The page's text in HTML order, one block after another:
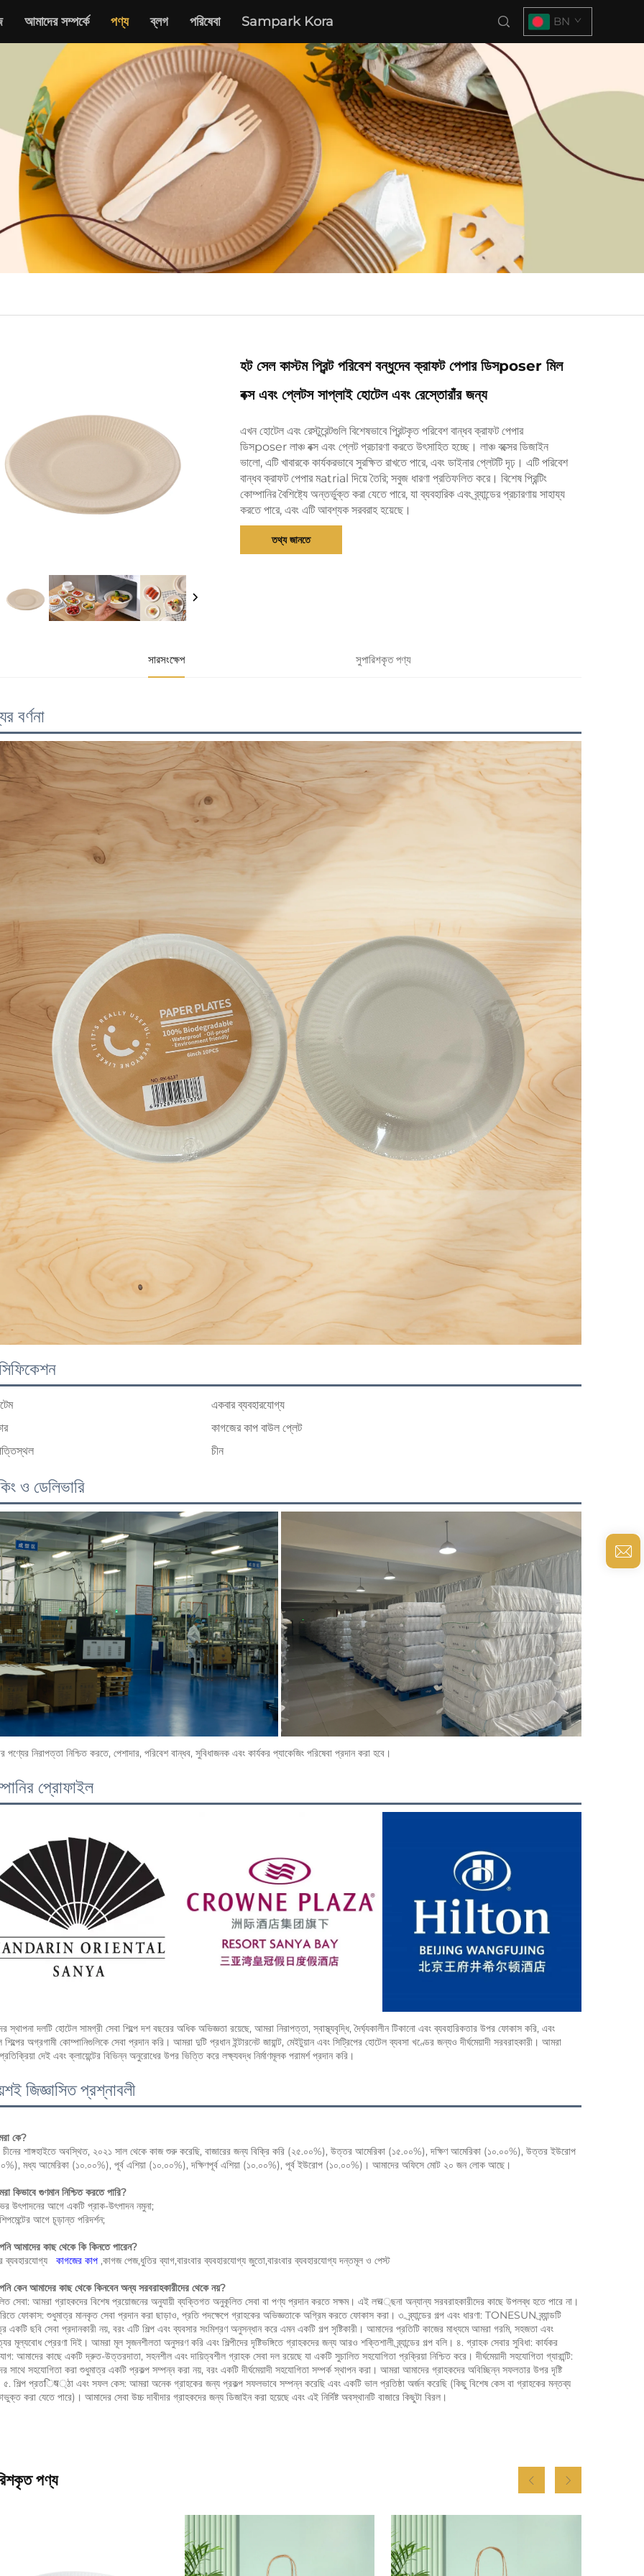
আমাদের সম্পর্কে পণ্য ব্লগ পরিষেবা Sampark Kora BN
হট সেল কাস্টম প্রিন্ট পরিবেশ বন্ধুদেব ক্রাফট পেপার ডিসposer মিল
বক্স এবং প্লেটস সাপ্লাই হোটেল এবং রেস্তোরাঁর জন্য
এখন হোটেল এবং রেস্টুরেন্টগুলি বিশেষভাবে প্রিন্টকৃত পরিবেশ বান্ধব ক্রাফট পেপার
ডিসposer লাঞ্চ বক্স এবং প্লেট প্রচারণা করতে উৎসাহিত হচ্ছে। লাঞ্চ বক্সের ডিজাইন
ভালো, এটি খাবারকে কার্যকরভাবে সুরক্ষিত রাখতে পারে, এবং ডাইনার প্লেটটি দৃঢ়। এটি পরিবেশ
বান্ধব ক্রাফট পেপার মatrial দিয়ে তৈরি; সবুজ ধারণা প্রতিফলিত করে। বিশেষ প্রিন্টিং
কোম্পানির বৈশিষ্ট্যে অন্তর্ভুক্ত করা যেতে পারে, যা ব্যবহারিক এবং ব্র্যান্ডের প্রচারণায় সাহায্য
করতে পারে, এবং এটি আবশ্যক সরবরাহ হয়েছে।
তথ্য জানতে
সারসংক্ষেপ সুপারিশকৃত পণ্য
বর্ণনা
একবার ব্যবহারযোগ্য
কাগজের কাপ বাউল প্লেট
চীন
ও ডেলিভারি
পণ্যের নিরাপত্তা নিশ্চিত করতে, পেশাদার, পরিবেশ বান্ধব, সুবিধাজনক এবং কার্যকর প্যাকেজিং পরিষেবা প্রদান করা হবে।
প্রোফাইল
স্থাপনা দলটি হোটেল সামগ্রী সেবা শিল্পে দশ বছরের অধিক অভিজ্ঞতা রয়েছে, আমরা নিরাপত্তা, স্বাস্থ্যবৃদ্ধি, দৈর্ঘ্যকালীন টিকানো এবং ব্যবহারিকতার উপর ফোকাস করি, এবং
শিল্পের অগ্রগামী কোম্পানিগুলিকে সেবা প্রদান করি। আমরা দুটি প্রধান ইন্টারনেট জায়ান্ট, মেইটুয়ান এবং সিট্রিপের হোটেল ব্যবসা খণ্ডের জন্যও দীর্ঘমেয়াদী সরবরাহকারী। আমরা
দেই এবং ক্লায়েন্টের বিভিন্ন অনুরোধের উপর ভিত্তি করে লক্ষ্যবদ্ধ নির্মাণমূলক পরামর্শ প্রদান করি।
জিজ্ঞাসিত প্রশ্নাবলী
কে?
শাঙ্গহাইতে অবস্থিত, ২০২১ সাল থেকে কাজ শুরু করেছি, বাজারের জন্য বিক্রি করি (২৫.০০%), উত্তর আমেরিকা (১৫.০০%), দক্ষিণ আমেরিকা (১০.০০%), উত্তর ইউরোপ
মধ্য আমেরিকা (১০.০০%), পূর্ব এশিয়া (১০.০০%), দক্ষিণপূর্ব এশিয়া (১০.০০%), পূর্ব ইউরোপ (১০.০০%)। আমাদের অফিসে মোট ২০ জন লোক আছে।
কিভাবে গুণমান নিশ্চিত করতে পারি?
ভর উৎপাদনের আগে একটি প্রাক-উৎপাদন নমুনা;
আগে চূড়ান্ত পরিদর্শন;
আমাদের কাছ থেকে কি কিনতে পারেন?
ব্যবহারযোগ্য কাগজের কাপ ,কাগজ পেজ,ধুতির ব্যাগ,বারংবার ব্যবহারযোগ্য জুতো,বারংবার ব্যবহারযোগ্য দন্তমূল ও পেস্ট
কেন আমাদের কাছ থেকে কিনবেন অন্য সরবরাহকারীদের থেকে নয়?
সেবা: আমরা গ্রাহকদের বিশেষ প্রয়োজনের অনুযায়ী ব্যক্তিগত অনুকূলিত সেবা বা পণ্য প্রদান করতে সক্ষম। এই লच্ছনা অন্যান্য সরবরাহকারীদের কাছে উপলব্ধ হতে পারে না।
ফোকাস: শুধুমাত্র মানকৃত সেবা প্রদান করা ছাড়াও, প্রতি পদক্ষেপে গ্রাহকের অভিজ্ঞতাকে অগ্রিম করতে ফোকাস করা। ৩. ব্র্যান্ডের গল্প এবং ধারণা: TONESUN ব্র্যান্ডটি
একটি ছবি সেবা প্রদানকারী নয়, বরং এটি শিল্প এবং ব্যবসার সংমিশ্রণ অনুসন্ধান করে এমন একটি গল্প সৃষ্টিকারী। আমাদের প্রতিটি কাজের মাধ্যমে আমরা গরমি, সহজতা এবং
মূল্যবোধ প্রেরণা দিই। আমরা মূল সৃজনশীলতা অনুসরণ করি এবং শিল্পীদের দৃষ্টিভঙ্গিতে গ্রাহকদের জন্য আরও শক্তিশালী ব্র্যান্ডের গল্প বলি। ৪. গ্রাহক সেবার সুবিধা: কার্যকর
আমাদের কাছে একটি দ্রুত-উত্তরদাতা, সহনশীল এবং দায়িত্বশীল গ্রাহক সেবা দল রয়েছে যা একটি সুচালিত সহযোগিতা প্রক্রিয়া নিশ্চিত করে। দীর্ঘমেয়াদী সহযোগিতা গ্যারান্টি:
সাথে সহযোগিতা করা শুধুমাত্র একটি প্রকল্প সম্পন্ন করা নয়, বরং একটি দীর্ঘমেয়াদী সহযোগিতা সম্পর্ক স্থাপন করা। আমরা আমাদের গ্রাহকদের অবিচ্ছিন্ন সফলতার উপর দৃষ্টি
৫. শিল্প প্রতिष্ঠা এবং সফল কেস: আমরা অনেক গ্রাহকের জন্য প্রকল্প সফলভাবে সম্পন্ন করেছি এবং একটি ভাল প্রতিষ্ঠা অর্জন করেছি (কিছু বিশেষ কেস বা গ্রাহকের মন্তব্য
করা যেতে পারে)। আমাদের সেবা উচ্চ দাবীদার গ্রাহকদের জন্য ডিজাইন করা হয়েছে এবং এই নির্দিষ্ট অবস্থানটি বাজারে কিছুটা বিরল।
পণ্য